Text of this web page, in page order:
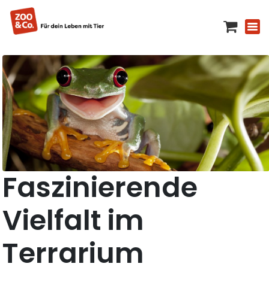
Faszinierende
Vielfalt im
Terrarium